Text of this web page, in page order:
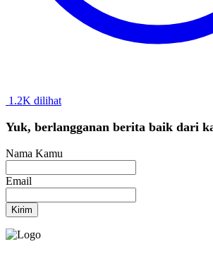
1.2K dilihat
Yuk, berlangganan berita baik dari
Nama Kamu
Email
Kirim